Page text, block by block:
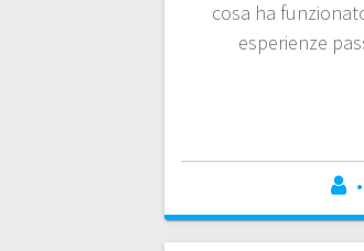
cosa ha
esperienze
•